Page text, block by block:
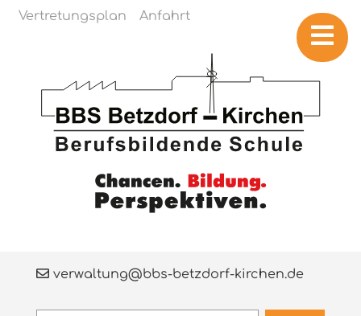
Navigation überspringen
Vertretungsplan Anfahrt
verwaltung@bbs-betzdorf-kirchen.de